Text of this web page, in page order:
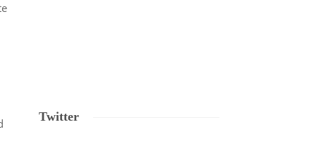
Twitter